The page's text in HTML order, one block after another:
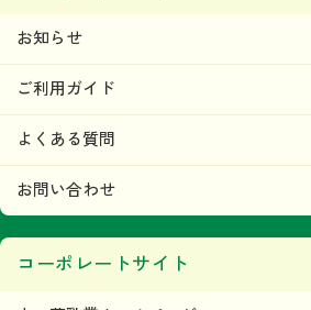
お知らせ
ご利用ガイド
よくある質問
お問い合わせ
コーポレートサイト